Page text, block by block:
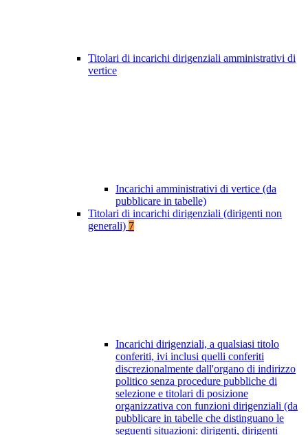
Titolari di incarichi dirigenziali amministrativi di
vertice
Incarichi amministrativi di vertice (da
pubblicare in tabelle)
Titolari di incarichi dirigenziali (dirigenti non
generali) 7
Incarichi dirigenziali, a qualsiasi titolo
conferiti, ivi inclusi quelli conferiti
discrezionalmente dall'organo di indirizzo
politico senza procedure pubbliche di
selezione e titolari di posizione
organizzativa con funzioni dirigenziali (da
pubblicare in tabelle che distinguano le
seguenti situazioni: dirigenti, dirigenti